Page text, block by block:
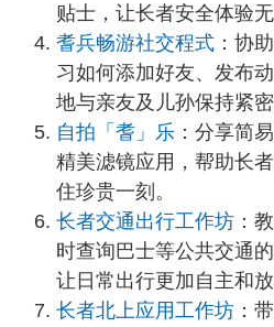
贴士，让长者安全体验
耆兵畅游社交程式 ：协
习如何添加好友、发布
地与亲友及儿孙保持紧密
自拍「耆」乐 ：分享简
精美滤镜应用，帮助长
住珍贵一刻。
长者交通出行工作坊 ：
时查询巴士等公共交通
让日常出行更加自主和放
长者北上应用工作坊 ：